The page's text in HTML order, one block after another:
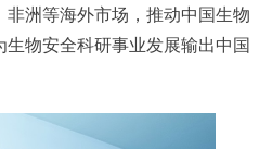
洲等海外市场，推动中国生物
物安全科研事业发展输出中国